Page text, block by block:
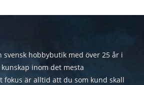
svensk hobbybutik med över 25 år i
inom det mesta
fokus är alltid att du som kund skall